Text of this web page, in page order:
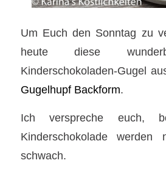
Um Euch den Sonntag zu
heute diese
Kinderschokoladen-Gugel
Gugelhupf Backform.
Ich verspreche euch,
Kinderschokolade
schwach.